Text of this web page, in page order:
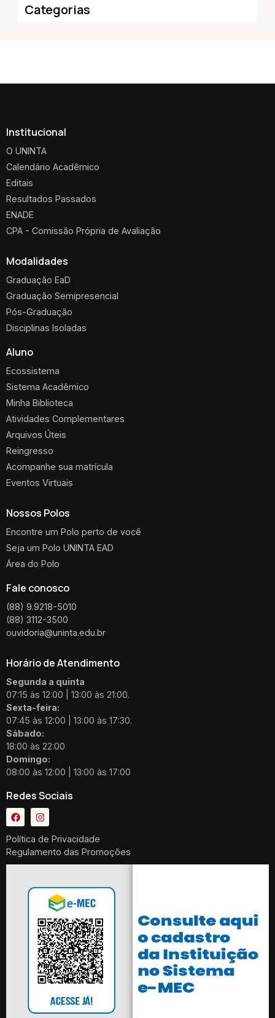
Categorias
Institucional
O UNINTA
Calendário Acadêmico
Editais
Resultados Passados
ENADE
CPA - Comissão Própria de Avaliação
Modalidades
Graduação EaD
Graduação Semipresencial
Pós-Graduação
Disciplinas Isoladas
Aluno
Ecossistema
Sistema Acadêmico
Minha Biblioteca
Atividades Complementares
Arquivos Úteis
Reingresso
Acompanhe sua matrícula
Eventos Virtuais
Nossos Polos
Encontre um Polo perto de você
Seja um Polo UNINTA EAD
Área do Polo
Fale conosco
(88) 9.9218-5010
(88) 3112-3500
ouvidoria@uninta.edu.br
Horário de Atendimento
Segunda a quinta
07:15 às 12:00 | 13:00 às 21:00.
Sexta-feira:
07:45 às 12:00 | 13:00 às 17:30.
Sábado:
18:00 às 22:00
Domingo:
08:00 às 12:00 | 13:00 às 17:00
Redes Sociais
Política de Privacidade
Regulamento das Promoções